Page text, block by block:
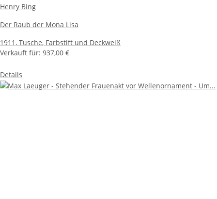
Henry Bing
Der Raub der Mona Lisa
1911, Tusche, Farbstift und Deckweiß
Verkauft für: 937,00 €
Details